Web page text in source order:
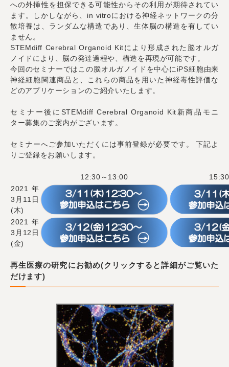
への外挿性を担保できる可能性からその利用が期待されてい
ます。しかしながら、 in vitroにおける神経ネットワークの分
散培養は、ランダムな構造であり、生体脳の構造を有してい
ません。
STEMdiff Cerebral Organoid Kitにより形成された脳オルガ
ノイドにより、脳の発達過程や、構造を再現が可能です。
今回のセミナーではこの脳オルガノイドを中心に iPS細胞由来
神経細胞関連商品と、これらの商品を用いた神経毒性評価な
どのアプリケーションのご紹介いたします。
セミナー後にSTEMdiff Cerebral Organoid Kit新商品モニ
ター募集のご案内がございます。
セミナーへご参加いただくには事前登録が必要です。 下記よ
りご登録をお願いします。
12:30～13:00
2021年
3月11日
(木)
2021年
3月12日
(金)
再生医療の研究にお勧め(クリックすると詳細がご覧いた
だけます)